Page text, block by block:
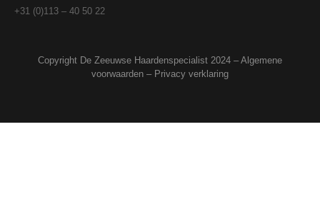
+31 (0)113 – 40 50 22
Copyright De Zeeuwse Haardenspecialist 2024 – Algemene
voorwaarden – Privacy verklaring